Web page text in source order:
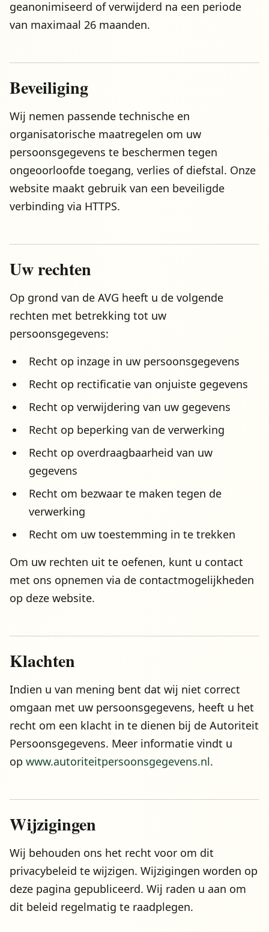
geanonimiseerd of verwijderd na een periode
van maximaal 26 maanden.
Beveiliging
Wij nemen passende technische en
organisatorische maatregelen om uw
persoonsgegevens te beschermen tegen
ongeoorloofde toegang, verlies of diefstal. Onze
website maakt gebruik van een beveiligde
verbinding via HTTPS.
Uw rechten
Op grond van de AVG heeft u de volgende
rechten met betrekking tot uw
persoonsgegevens:
Recht op inzage in uw persoonsgegevens
Recht op rectificatie van onjuiste gegevens
Recht op verwijdering van uw gegevens
Recht op beperking van de verwerking
Recht op overdraagbaarheid van uw
gegevens
Recht om bezwaar te maken tegen de
verwerking
Recht om uw toestemming in te trekken
Om uw rechten uit te oefenen, kunt u contact
met ons opnemen via de contactmogelijkheden
op deze website.
Klachten
Indien u van mening bent dat wij niet correct
omgaan met uw persoonsgegevens, heeft u het
recht om een klacht in te dienen bij de Autoriteit
Persoonsgegevens. Meer informatie vindt u
op www.autoriteitpersoonsgegevens.nl.
Wijzigingen
Wij behouden ons het recht voor om dit
privacybeleid te wijzigen. Wijzigingen worden op
deze pagina gepubliceerd. Wij raden u aan om
dit beleid regelmatig te raadplegen.